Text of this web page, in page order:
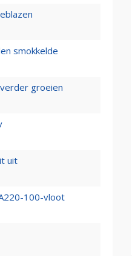
smokkelde
groeien
uit
100-vloot